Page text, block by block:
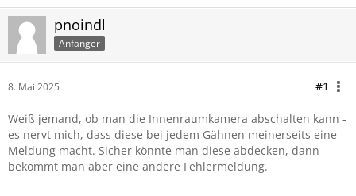
pnoindl
Anfänger
8. Mai 2025 #1
Weiß jemand, ob man die Innenraumkamera abschalten kann -
es nervt mich, dass diese bei jedem Gähnen meinerseits eine
Meldung macht. Sicher könnte man diese abdecken, dann
bekommt man aber eine andere Fehlermeldung.